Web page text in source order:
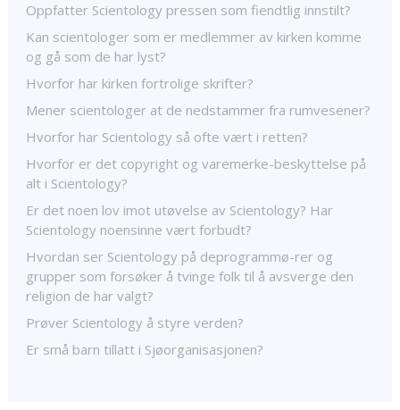
Oppfatter Scientology pressen som fiendtlig innstilt?
Kan scientologer som er medlemmer av kirken komme
og gå som de har lyst?
Hvorfor har kirken fortrolige skrifter?
Mener scientologer at de nedstammer fra rumvesener?
Hvorfor har Scientology så ofte vært i retten?
Hvorfor er det copyright og varemerke-beskyttelse på
alt i Scientology?
Er det noen lov imot utøvelse av Scientology? Har
Scientology noensinne vært forbudt?
Hvordan ser Scientology på deprogrammø-rer og
grupper som forsøker å tvinge folk til å avsverge den
religion de har valgt?
Prøver Scientology å styre verden?
Er små barn tillatt i Sjøorganisasjonen?